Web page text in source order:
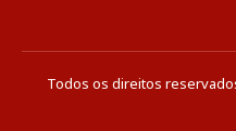
Todos os direitos